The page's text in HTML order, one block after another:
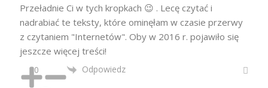
Przeładnie Ci w tych kropkach 😉 . Lecę czytać i
nadrabiać te teksty, które ominęłam w czasie przerwy
z czytaniem "Internetów". Oby w 2016 r. pojawiło się
jeszcze więcej treści!
0 Odpowiedz